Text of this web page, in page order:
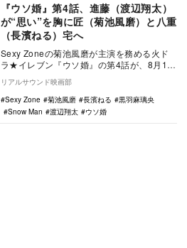
『ウソ婚』第4話、進藤（渡辺翔太）
が“思い”を胸に匠（菊池風磨）と八重
（長濱ねる）宅へ
Sexy Zoneの菊池風磨が主演を務める火ド
ラ★イレブン『ウソ婚』の第4話が、8月1日
23時よりカンテレ・フジテレビ系で放送
さ…
リアルサウンド映画部
Sexy Zone
菊池風磨 長濱ねる
黒羽麻璃央
Snow Man
渡辺翔太 ウソ婚